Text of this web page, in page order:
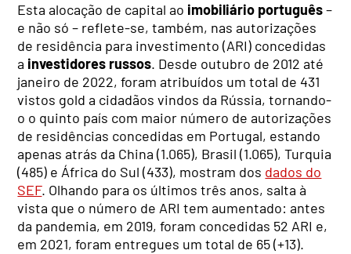
Esta alocação de capital ao imobiliário português–
e não só – reflete-se, também, nas autorizações
de residência para investimento (ARI) concedidas
a investidores russos. Desde outubro de 2012 até
janeiro de 2022, foram atribuídos um total de 431
vistos gold a cidadãos vindos da Rússia, tornando-
o o quinto país com maior número de autorizações
de residências concedidas em Portugal, estando
apenas atrás da China (1.065), Brasil (1.065), Turquia
(485) e África do Sul (433), mostram dos dados do
SEF. Olhando para os últimos três anos, salta à
vista que o número de ARI tem aumentado: antes
da pandemia, em 2019, foram concedidas 52 ARI e,
em 2021, foram entregues um total de 65 (+13).